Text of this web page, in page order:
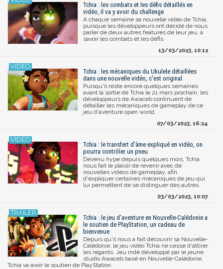
Tchia : les combats et les défis détaillés en
vidéo, il va y avoir du challenge
A chaque semaine sa nouvelle vidéo de Tchia,
puisque les développeurs ont décidé de nous
parler de deux autres features de leur jeu, à
savoir les combats et les défis.
13/03/2023, 10:12
Tchia : les mécaniques du Ukulele détaillées
dans une nouvelle vidéo, c'est original
Puisqu'il reste encore quelques semaines
avant la sortie de Tchia le 21 mars prochain, les
développeurs de Awaceb continuent de
détailler les mécaniques de gameplay de ce
jeu d'aventure open world.
07/03/2023, 16:24
Tchia : le transfert d'âme expliqué en vidéo, on
pourra contrôler un pneu
Devenu hype depuis quelques mois, Tchia
nous fait le plaisir de revenir avec de
nouvelles vidéos de gameplay, afin
d'expliquer certaines mécaniques de jeu qui
lui permettent de se distinguer des autres.
03/03/2023, 10:07
Tchia : le jeu d'aventure en Nouvelle-Calédonie a
le soutien de PlayStation, un cadeau de
bienvenue
Depuis qu'il nous a fait découvrir sa Nouvelle-
Calédonie, le jeu vidéo Tchia ne cesse d'attirer
les regards. Jeu indé développé par le jeune
studio Awaceb basé en Nouvelle-Calédonie,
Tchia va avoir le soutien de PlayStation.